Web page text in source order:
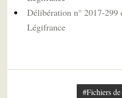
Délibération n° 2017-299
Légifrance
#Fichiers